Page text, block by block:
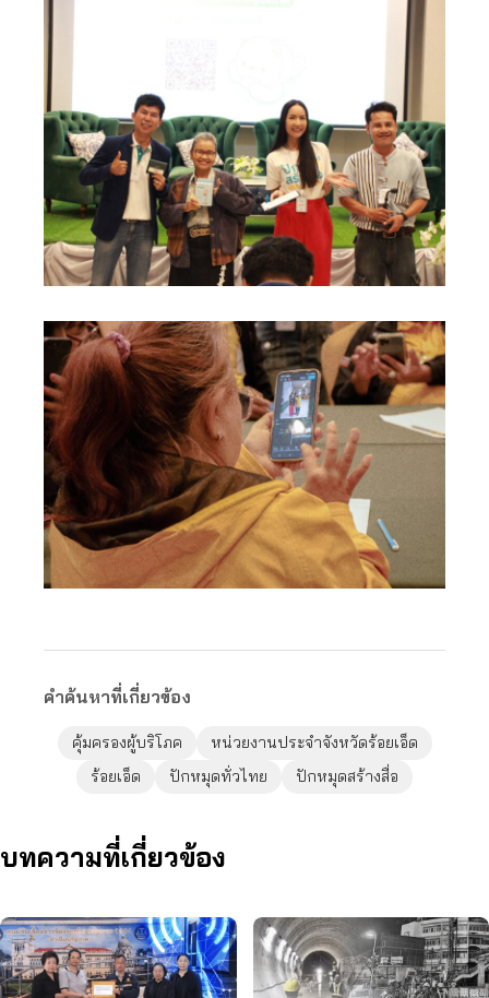
คำค้นหาที่เกี่ยวข้อง
คุ้มครองผู้บริโภค
หน่วยงานประจำจังหวัดร้อยเอ็ด
ร้อยเอ็ด
ปักหมุดทั่วไทย ปักหมุดสร้างสื่อ
บทความที่เกี่ยวข้อง